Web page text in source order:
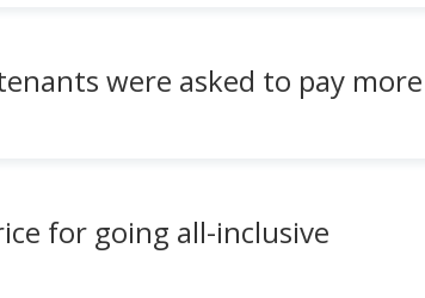
were asked to pay
for going all-inclusive